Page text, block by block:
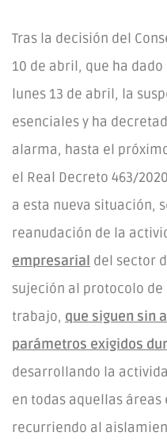
Tras la decisión del
10 de abril, que ha
lunes 13 de abril, la
esenciales y ha
alarma, hasta el
el Real Decreto 463/
a esta nueva situación,
reanudación de la
empresarial del sector
sujeción al protocolo
trabajo, que siguen sin
parámetros exigidos
desarrollando la
en todas aquellas áreas
recurriendo al